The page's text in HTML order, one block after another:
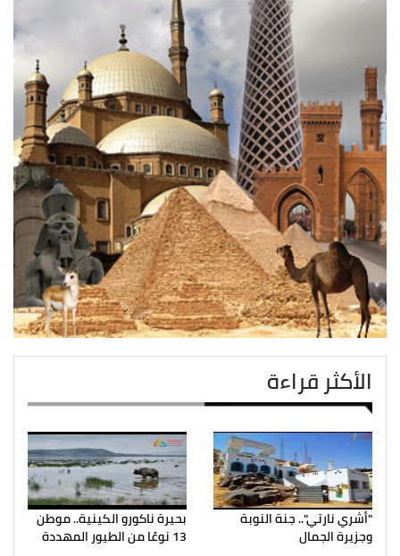
الأكثر قراءة
"أشري نارتي".. جنة النوبة
وجزيرة الجمال
بحيرة ناكورو الكينية.. موطن
13 نوعًا من الطيور المهددة